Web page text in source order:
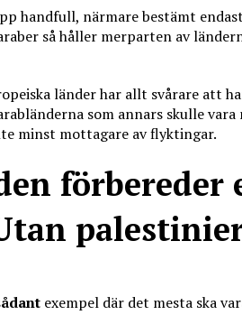
handfull, närmare bestämt
så håller merparten av
länder har allt svårare att
som annars skulle
minst mottagare av flyktingar.
exempel där det mesta ska